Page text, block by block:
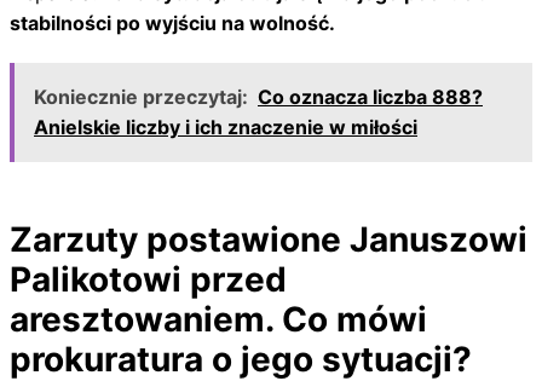
stabilności po wyjściu na wolność.
Koniecznie przeczytaj: Co oznacza liczba 888?
Anielskie liczby i ich znaczenie w miłości
Zarzuty postawione Januszowi
Palikotowi przed
aresztowaniem. Co mówi
prokuratura o jego sytuacji?